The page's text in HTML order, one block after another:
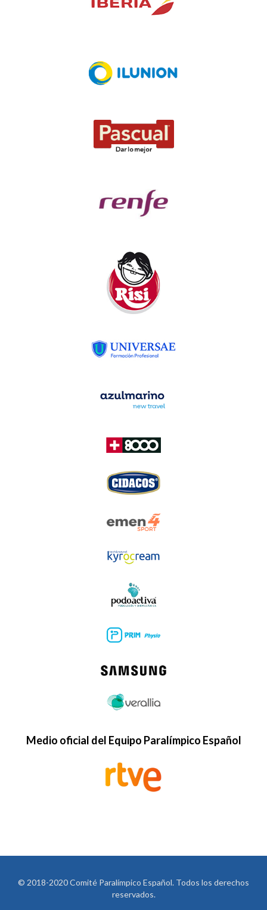
Medio oficial del Equipo Paralímpico Español
© 2018-2020 Comité Paralímpico Español. Todos los derechos
reservados.